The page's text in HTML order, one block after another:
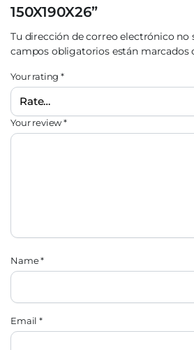
150X190X26”
Tu dirección de correo electrónico no
campos obligatorios están marcados
Your rating*
Your review*
Name*
Email*